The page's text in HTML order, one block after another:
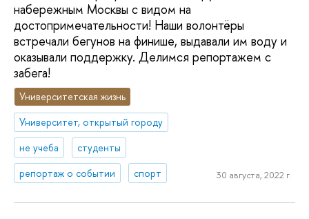
набережным Москвы с видом на
достопримечательности! Наши волонтёры
встречали бегунов на финише, выдавали им воду и
оказывали поддержку. Делимся репортажем с
забега!
Университетская жизнь
Университет, открытый городу
не учеба
студенты
репортаж о событии
спорт 30 августа, 2022 г.